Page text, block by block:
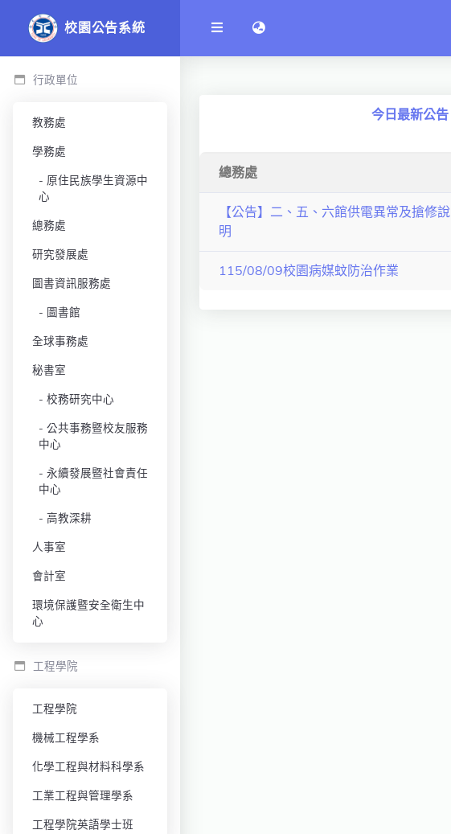
校園公告系統
行政單位
教務處
學務處
原住民族學生資源中
心
總務處
研究發展處
圖書資訊服務處
圖書館
全球事務處
秘書室
校務研究中心
公共事務暨校友服務
中心
永續發展暨社會責任
中心
高教深耕
人事室
會計室
環境保護暨安全衛生中
心
工程學院
工程學院
機械工程學系
化學工程與材料科學系
工業工程與管理學系
工程學院英語學士班
語言切換 language switch
今日最新公告
總務處
【公告】二、五、六館供電異常及搶修說
明
115/08/09校園病媒蚊防治作業